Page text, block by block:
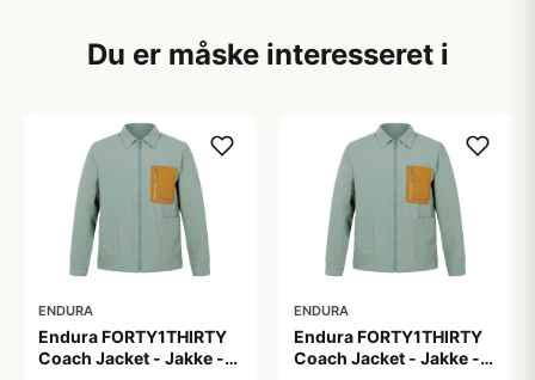
Du er måske interesseret i
ENDURA
Endura FORTY1THIRTY
Coach Jacket - Jakke -
ENDURA
Endura FORTY1THIRTY
Coach Jacket - Jakke -